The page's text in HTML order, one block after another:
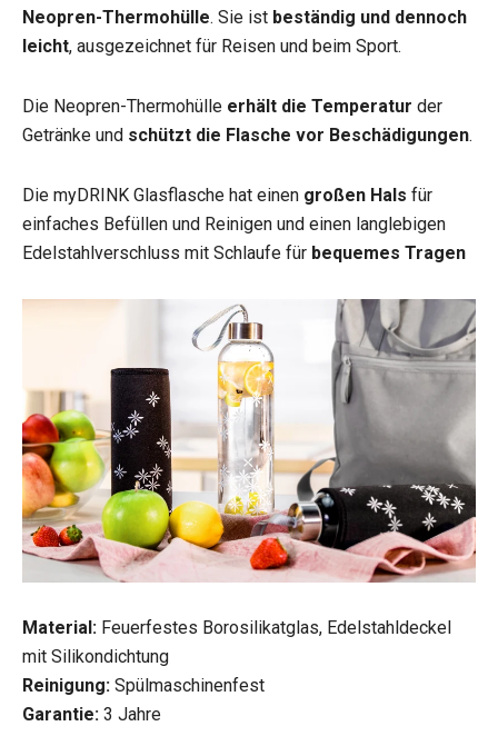
Neopren-Thermohülle. Sie ist beständig und dennoch
leicht, ausgezeichnet für Reisen und beim Sport.
Die Neopren-Thermohülle erhält die Temperatur der
Getränke und schützt die Flasche vor Beschädigungen.
Die myDRINK Glasflasche hat einen großen Hals für
einfaches Befüllen und Reinigen und einen langlebigen
Edelstahlverschluss mit Schlaufe für bequemes Tragen
Material: Feuerfestes Borosilikatglas, Edelstahldeckel
mit Silikondichtung
Reinigung: Spülmaschinenfest
Garantie: 3 Jahre